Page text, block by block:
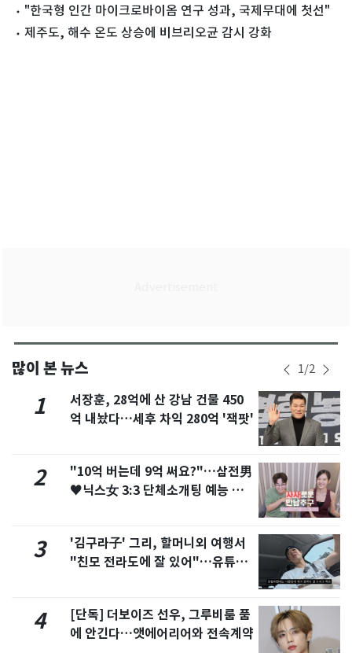
협력"한국형 인간 마이크로바이옴 연구 성과, 국제무대에 첫선"
제주도, 해수 온도 상승에 비브리오균 감시 강화
많이 본 뉴스 1/2
1
서장훈, 28억에 산 강남 건물 450
억 내놨다…세후 차익 280억 '잭팟'
2
"10억 버는데 9억 써요?"…삼전男
♥닉스女 3:3 단체소개팅 예능 화
3
'김구라子' 그리, 할머니외 여행서
"친모 전라도에 잘 있어"…유튜브
4
[단독] 더보이즈 선우, 그루비룸 품
에 안긴다…앳에어리어와 전속계약